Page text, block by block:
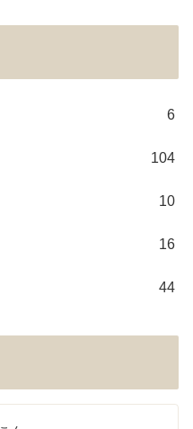
6
104
10
16
44